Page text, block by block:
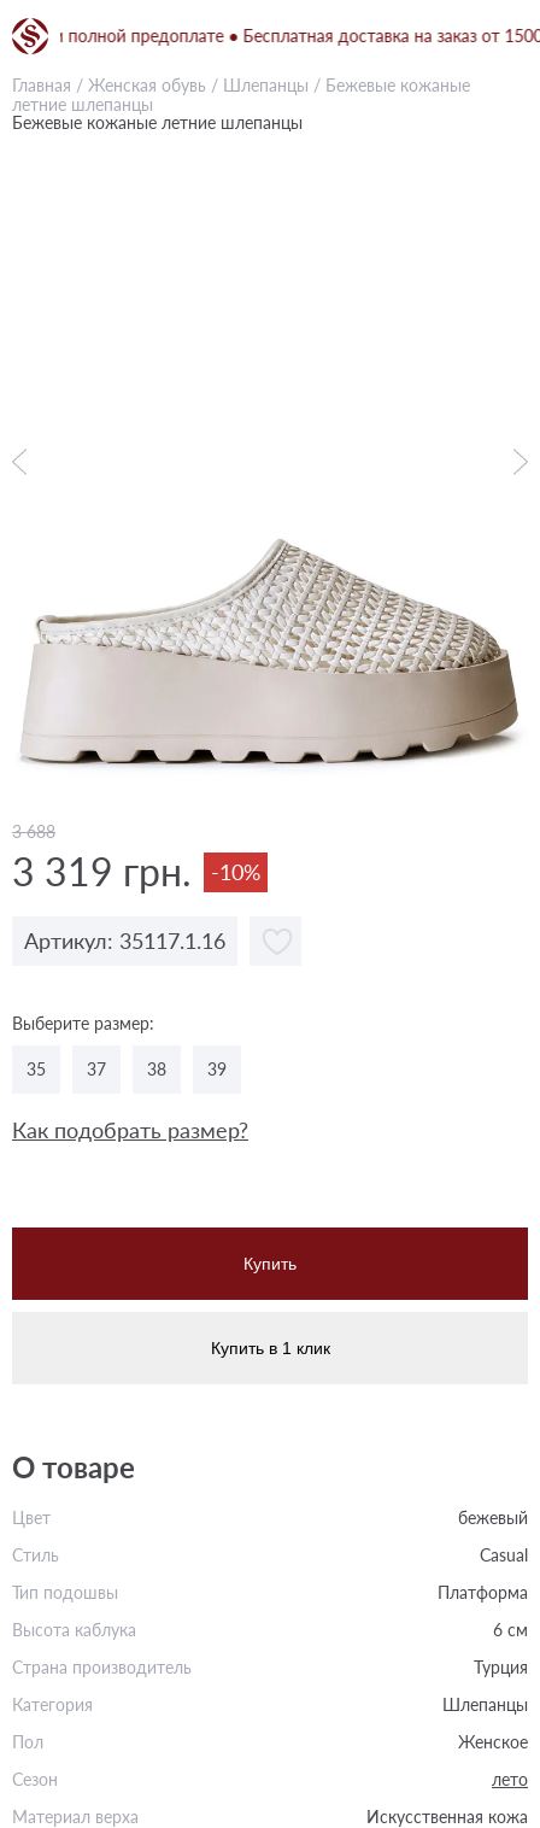
полной предоплате ● Бесплатная доставка на заказ от 1500
Главная / Женская обувь / Шлепанцы / Бежевые кожаные
летние шлепанцы
Бежевые кожаные летние шлепанцы
3 688
3 319 грн. -10%
Артикул: 35117.1.16
Выберите размер:
35 37 38 39
Как подобрать размер?
Купить
Купить в 1 клик
О товаре
Цвет
бежевый
Стиль
Casual
Тип подошвы
Платформа
Высота каблука
6 см
Страна производитель
Турция
Категория
Шлепанцы
Пол
Женское
Сезон
лето
Материал верха
Искусственная кожа